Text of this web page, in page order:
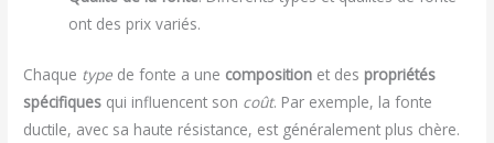
ont des prix variés.
Chaque type de fonte a une composition et des propriétés
spécifiques qui influencent son coût. Par exemple, la fonte
ductile, avec sa haute résistance, est généralement plus chère.